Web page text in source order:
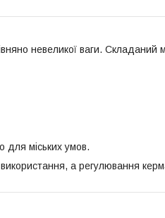
невеликої ваги. Складаний
для міських умов.
а регулювання